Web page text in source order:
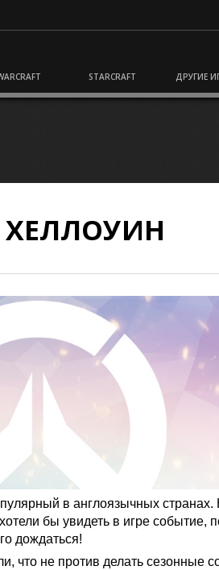
STARCRAFT ДРУГИЕ
ХЕЛЛОУИН
в англоязычных странах.
бы увидеть в игре событие,
дождаться!
что не против делать сезонные